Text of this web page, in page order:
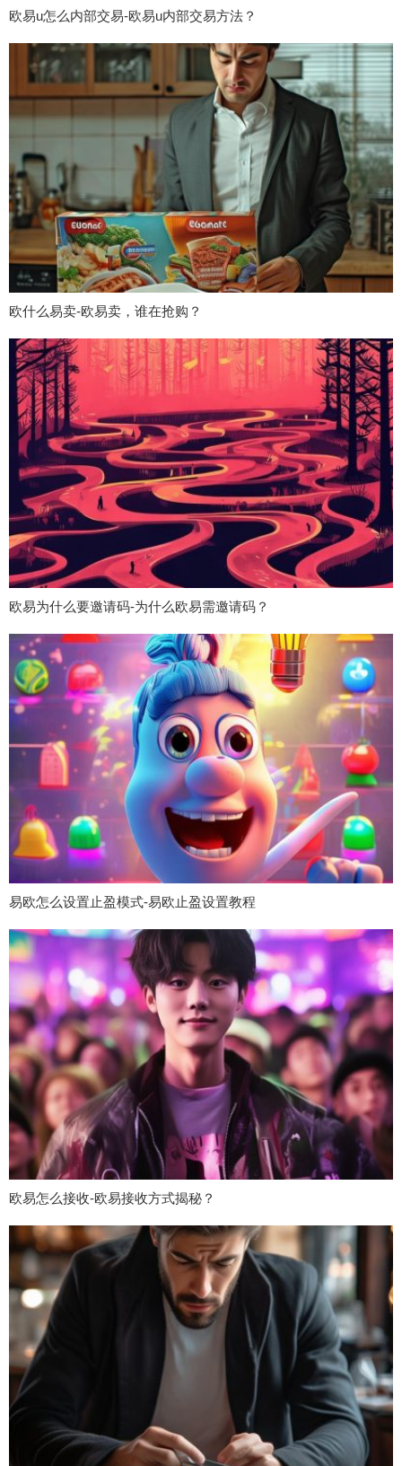
欧易u怎么内部交易-欧易u内部交易方法？
欧什么易卖-欧易卖，谁在抢购？
欧易为什么要邀请码-为什么欧易需邀请码？
易欧怎么设置止盈模式-易欧止盈设置教程
欧易怎么接收-欧易接收方式揭秘？